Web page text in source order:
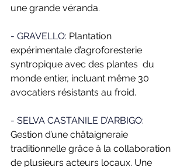
une grande véranda.
- GRAVELLO: Plantation
expérimentale d’agroforesterie
syntropique avec des plantes  du
monde entier, incluant même 30
avocatiers résistants au froid.
- SELVA CASTANILE D’ARBIGO:
Gestion d’une châtaigneraie
traditionnelle grâce à la collaboration
de plusieurs acteurs locaux. Une